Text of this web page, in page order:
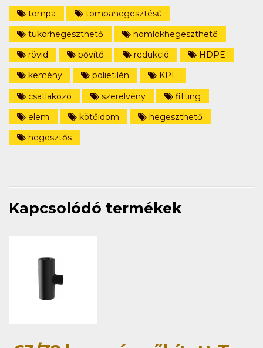
tompa
tompahegesztésű
tükörhegeszthető
homlokhegeszthető
rövid
bővítő redukció
HDPE
kemény
polietilén
KPE
csatlakozó
szerelvény
fitting
elem
kötőidom
hegeszthető
hegesztős
Kapcsolódó termékek